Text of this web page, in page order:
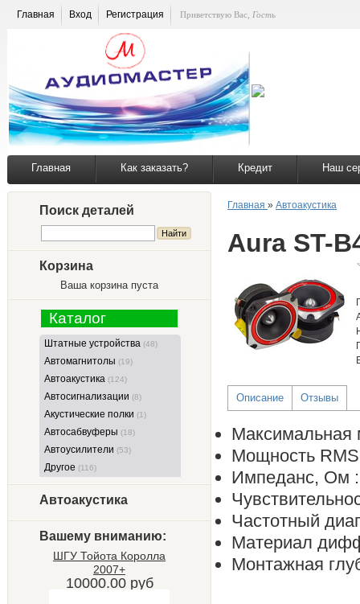
Главная Вход Регистрация Приветствую Вас Гость
Главная Как заказать? Кредит Наш
Поиск деталей
Корзина
Ваша корзина пуста
Каталог
Штатные устройства (48)
Автомагнитолы (19)
Автоакустика (124)
Автосигнализации (8)
Акустические полки (1)
Автосабвуферы (18)
Автоусилители (53)
Другое (116)
Автоакустика
Вашему вниманию:
ШГУ Тойота Королла
2007+
10000.00 руб
Главная » Автоакустика
Aura ST-
Описание Отзывы
Максимальная
Мощность
Импеданс, Ом
Частотный
Материал
Монтажная